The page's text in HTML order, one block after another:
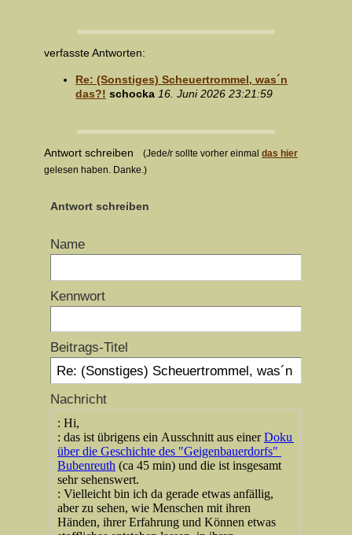
verfasste Antworten:
Re: (Sonstiges) Scheuertrommel, was´n
das?! schocka 16. Juni 2026 23:21:59
Antwort schreiben (Jede/r sollte vorher einmal das hier
gelesen haben. Danke.)
Antwort schreiben
Name
Kennwort
Beitrags-Titel
Nachricht